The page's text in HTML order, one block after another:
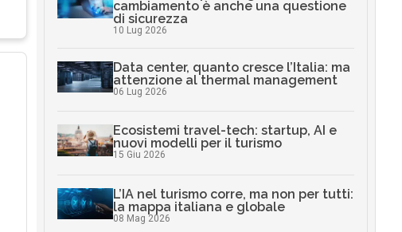
cambiamento è anche una questione
di sicurezza
10 Lug 2026
Data center, quanto cresce l’Italia: ma
attenzione al thermal management
06 Lug 2026
Ecosistemi travel-tech: startup, AI e
nuovi modelli per il turismo
15 Giu 2026
L’IA nel turismo corre, ma non per tutti:
la mappa italiana e globale
08 Mag 2026